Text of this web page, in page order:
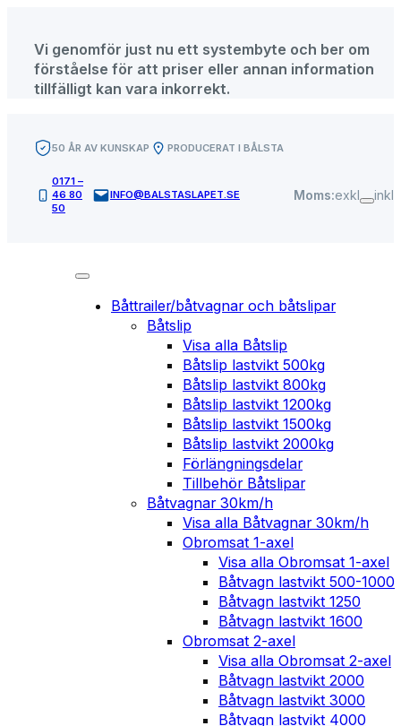
innehåll
Vi genomför just nu ett systembyte och ber om
förståelse för att priser eller annan information
tillfälligt kan vara inkorrekt.
50 ÅR AV KUNSKAP PRODUCERAT I BÅLSTA
0171 –
46 80
50
INFO@BALSTASLAPET.SE Moms:exkl inkl
Båttrailer/båtvagnar och båtslipar
Båtslip
Visa alla Båtslip
Båtslip lastvikt 500kg
Båtslip lastvikt 800kg
Båtslip lastvikt 1200kg
Båtslip lastvikt 1500kg
Båtslip lastvikt 2000kg
Förlängningsdelar
Tillbehör Båtslipar
Båtvagnar 30km/h
Visa alla Båtvagnar 30km/h
Obromsat 1-axel
Visa alla Obromsat 1-axel
Båtvagn lastvikt 500-1000
Båtvagn lastvikt 1250
Båtvagn lastvikt 1600
Obromsat 2-axel
Visa alla Obromsat 2-axel
Båtvagn lastvikt 2000
Båtvagn lastvikt 3000
Båtvagn lastvikt 4000